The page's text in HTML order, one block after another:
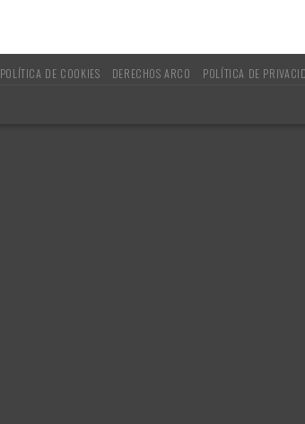
POLÍTICA DE COOKIES DERECHOS ARCO POLÍTICA DE